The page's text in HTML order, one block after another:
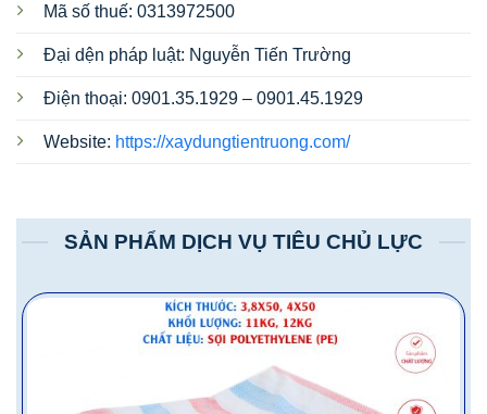
Mã số thuế: 0313972500
Đại dện pháp luật: Nguyễn Tiến Trường
Điện thoại: 0901.35.1929 – 0901.45.1929
Website: https://xaydungtientruong.com/
SẢN PHẨM DỊCH VỤ TIÊU CHỦ LỰC